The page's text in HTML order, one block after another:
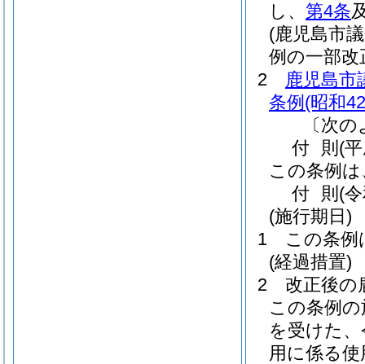
し、 第4条
(鹿児島市
例の一部改
2
鹿児島市
条例 (昭和
〔次
付 則 (
この条例
付 則 (
(施行期日)
1
この条例
(経過措置)
2
改正後の
この条例
を受けた
用に係る